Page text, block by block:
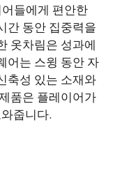
들에게 편안한
간 동안 집중력을
옷차림은 성과에
어는 스윙 동안 자
축성 있는 소재와
품은 플레이어가
줍니다.